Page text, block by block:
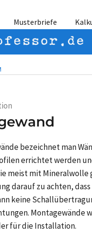
Musterbriefe
bezeichnet man
errichtet werden
meist mit Mineralwolle
darauf zu achten,
keine
Montagewände
für die Installation.